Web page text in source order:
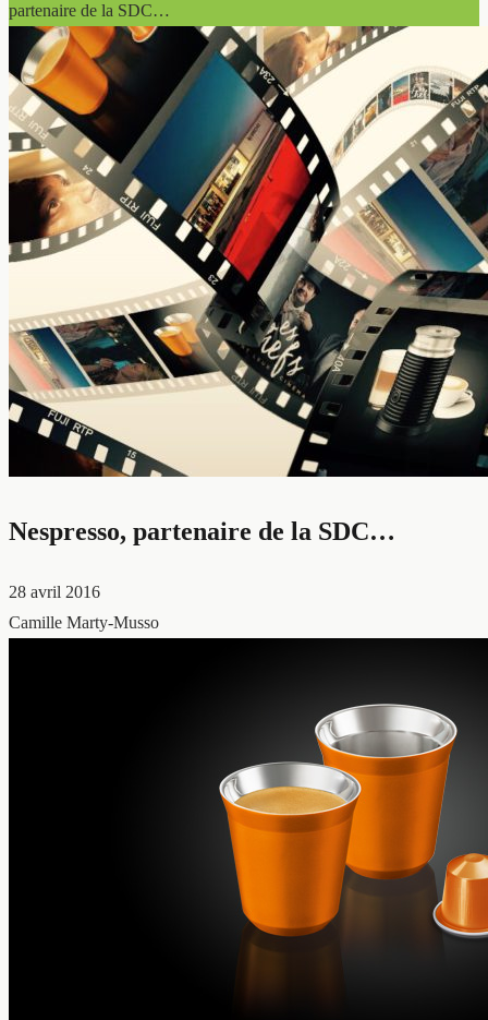
partenaire de la SDC…
Nespresso, partenaire de la SDC…
28 avril 2016
Camille Marty-Musso